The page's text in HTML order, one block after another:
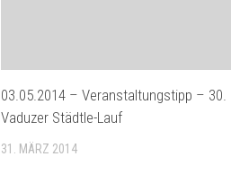
03.05.2014 – Veranstaltungstipp – 30.
Vaduzer Städtle-Lauf
31. MÄRZ 2014